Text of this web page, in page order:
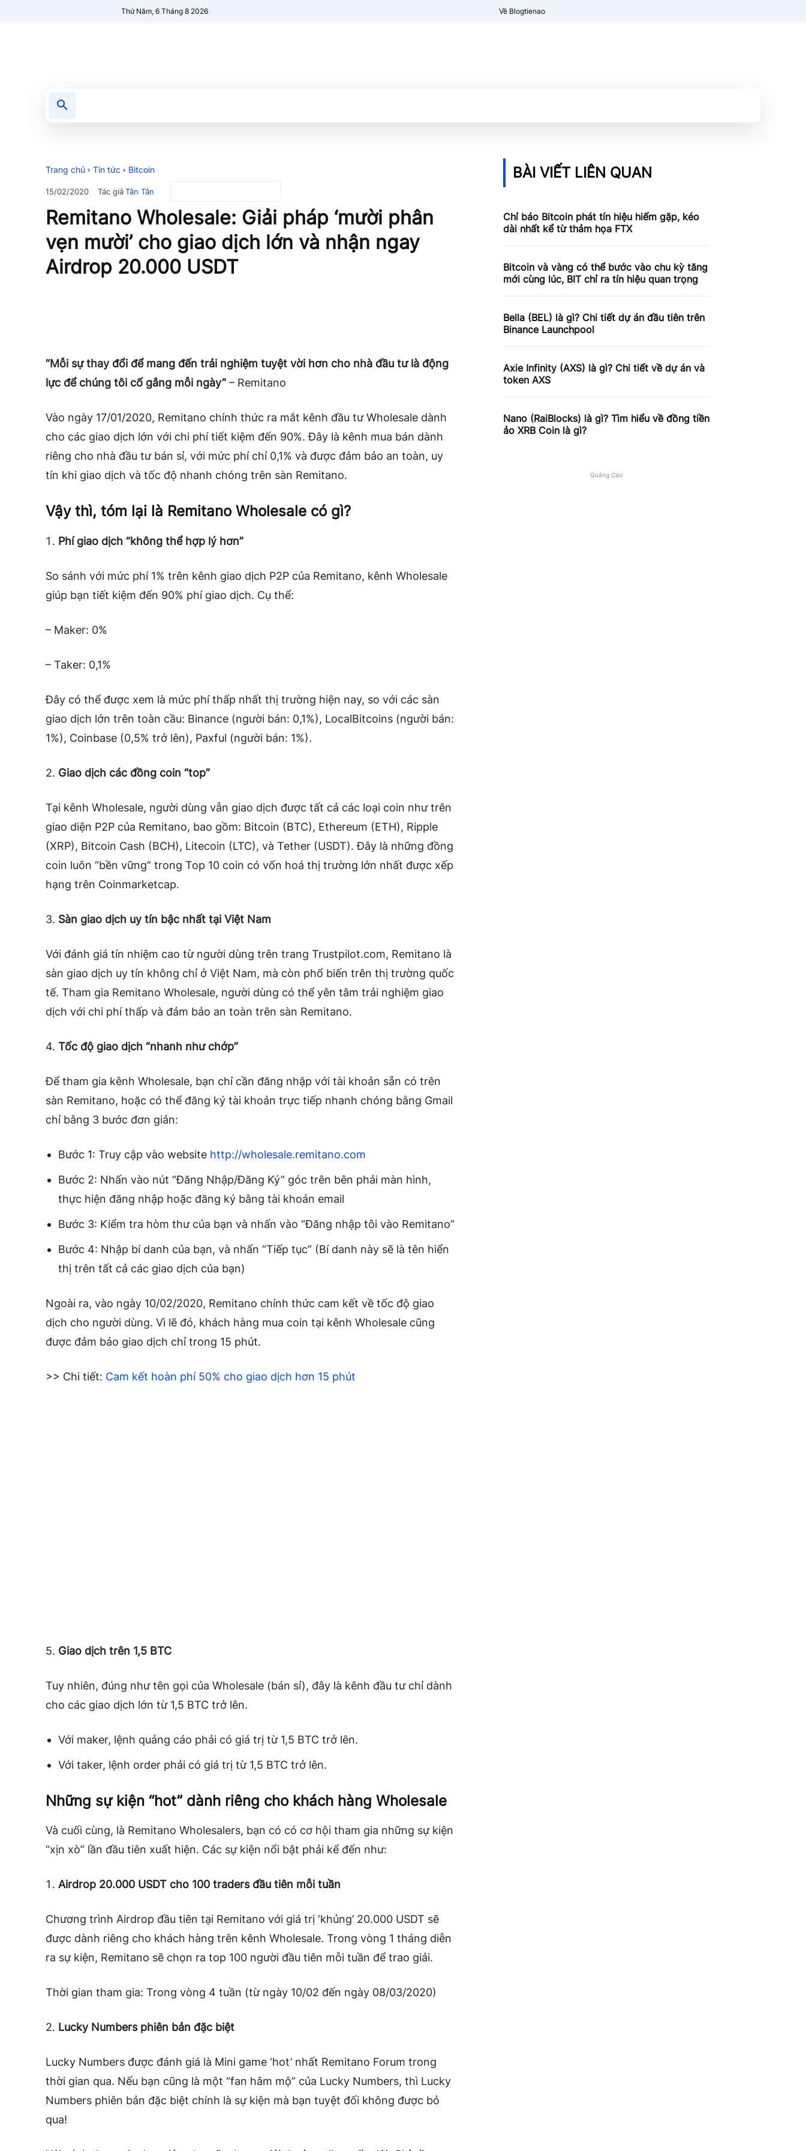
Thứ Năm, 6 Tháng 8 2026 Về Blogtienao
Trang chủ Tin tức Bitcoin
15/02/2020 Tác giảTân Tân
Remitano Wholesale: Giải pháp ‘mười phân
vẹn mười’ cho giao dịch lớn và nhận ngay
Airdrop 20.000 USDT
“Mỗi sự thay đổi để mang đến trải nghiệm tuyệt vời hơn cho nhà đầu tư là động
lực để chúng tôi cố gắng mỗi ngày” – Remitano
Vào ngày 17/01/2020, Remitano chính thức ra mắt kênh đầu tư Wholesale dành
cho các giao dịch lớn với chi phí tiết kiệm đến 90%. Đây là kênh mua bán dành
riêng cho nhà đầu tư bán sỉ, với mức phí chỉ 0,1% và được đảm bảo an toàn, uy
tín khi giao dịch và tốc độ nhanh chóng trên sàn Remitano.
Vậy thì, tóm lại là Remitano Wholesale có gì?
Phí giao dịch “không thể hợp lý hơn”
So sánh với mức phí 1% trên kênh giao dịch P2P của Remitano, kênh Wholesale
giúp bạn tiết kiệm đến 90% phí giao dịch. Cụ thể:
– Maker: 0%
– Taker: 0,1%
Đây có thể được xem là mức phí thấp nhất thị trường hiện nay, so với các sàn
giao dịch lớn trên toàn cầu: Binance (người bán: 0,1%), LocalBitcoins (người bán:
1%), Coinbase (0,5% trở lên), Paxful (người bán: 1%).
2. Giao dịch các đồng coin “top”
Tại kênh Wholesale, người dùng vẫn giao dịch được tất cả các loại coin như trên
giao diện P2P của Remitano, bao gồm: Bitcoin (BTC), Ethereum (ETH), Ripple
(XRP), Bitcoin Cash (BCH), Litecoin (LTC), và Tether (USDT). Đây là những đồng
coin luôn “bền vững” trong Top 10 coin có vốn hoá thị trường lớn nhất được xếp
hạng trên Coinmarketcap.
3. Sàn giao dịch uy tín bậc nhất tại Việt Nam
Với đánh giá tín nhiệm cao từ người dùng trên trang Trustpilot.com, Remitano là
sàn giao dịch uy tín không chỉ ở Việt Nam, mà còn phổ biến trên thị trường quốc
tế. Tham gia Remitano Wholesale, người dùng có thể yên tâm trải nghiệm giao
dịch với chi phí thấp và đảm bảo an toàn trên sàn Remitano.
4. Tốc độ giao dịch “nhanh như chớp”
Để tham gia kênh Wholesale, bạn chỉ cần đăng nhập với tài khoản sẵn có trên
sàn Remitano, hoặc có thể đăng ký tài khoản trực tiếp nhanh chóng bằng Gmail
chỉ bằng 3 bước đơn giản:
Bước 1: Truy cập vào website http://wholesale.remitano.com
Bước 2: Nhấn vào nút “Đăng Nhập/Đăng Ký” góc trên bên phải màn hình,
thực hiện đăng nhập hoặc đăng ký bằng tài khoản email
Bước 3: Kiểm tra hòm thư của bạn và nhấn vào “Đăng nhập tôi vào Remitano”
Bước 4: Nhập bí danh của bạn, và nhấn “Tiếp tục” (Bí danh này sẽ là tên hiển
thị trên tất cả các giao dịch của bạn)
Ngoài ra, vào ngày 10/02/2020, Remitano chính thức cam kết về tốc độ giao
dịch cho người dùng. Vì lẽ đó, khách hàng mua coin tại kênh Wholesale cũng
được đảm bảo giao dịch chỉ trong 15 phút.
>> Chi tiết: Cam kết hoàn phí 50% cho giao dịch hơn 15 phút
5. Giao dịch trên 1,5 BTC
Tuy nhiên, đúng như tên gọi của Wholesale (bán sỉ), đây là kênh đầu tư chỉ dành
cho các giao dịch lớn từ 1,5 BTC trở lên.
Với maker, lệnh quảng cáo phải có giá trị từ 1,5 BTC trở lên.
Với taker, lệnh order phải có giá trị từ 1,5 BTC trở lên.
Những sự kiện “hot” dành riêng cho khách hàng Wholesale
Và cuối cùng, là Remitano Wholesalers, bạn có có cơ hội tham gia những sự kiện
“xịn xò” lần đầu tiên xuất hiện. Các sự kiện nổi bật phải kể đến như:
Airdrop 20.000 USDT cho 100 traders đầu tiên mỗi tuần
Chương trình Airdrop đầu tiên tại Remitano với giá trị ‘khủng’ 20.000 USDT sẽ
được dành riêng cho khách hàng trên kênh Wholesale. Trong vòng 1 tháng diễn
ra sự kiện, Remitano sẽ chọn ra top 100 người đầu tiên mỗi tuần để trao giải.
Thời gian tham gia: Trong vòng 4 tuần (từ ngày 10/02 đến ngày 08/03/2020)
2. Lucky Numbers phiên bản đặc biệt
Lucky Numbers được đánh giá là Mini game ‘hot’ nhất Remitano Forum trong
thời gian qua. Nếu bạn cũng là một “fan hâm mộ” của Lucky Numbers, thì Lucky
Numbers phiên bản đặc biệt chính là sự kiện mà bạn tuyệt đối không được bỏ
qua!
BÀI VIẾT LIÊN QUAN
Chỉ báo Bitcoin phát tín hiệu hiếm gặp, kéo
dài nhất kể từ thảm họa FTX
Bitcoin và vàng có thể bước vào chu kỳ tăng
mới cùng lúc, BIT chỉ ra tín hiệu quan trọng
Bella (BEL) là gì? Chi tiết dự án đầu tiên trên
Binance Launchpool
Axie Infinity (AXS) là gì? Chi tiết về dự án và
token AXS
Nano (RaiBlocks) là gì? Tìm hiểu về đồng tiền
ảo XRB Coin là gì?
Quảng Cáo